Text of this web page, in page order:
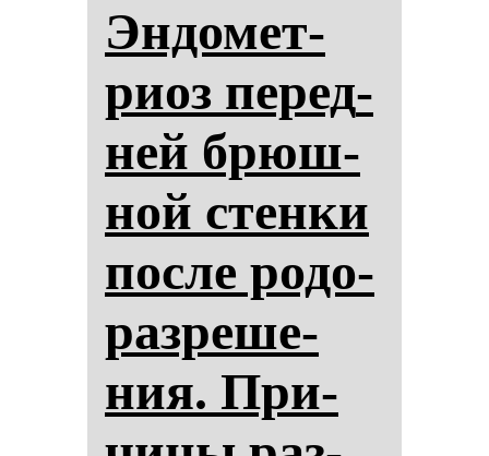
Эн­до­мет­
ри­оз пе­ред­
ней брюш­
ной стен­ки
пос­ле ро­до­
раз­ре­ше­
ния. При­